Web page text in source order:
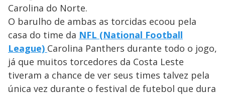
Carolina do Norte.
O barulho de ambas as torcidas ecoou pela
casa do time da NFL (National Football
League) Carolina Panthers durante todo o jogo,
já que muitos torcedores da Costa Leste
tiveram a chance de ver seus times talvez pela
única vez durante o festival de futebol que dura